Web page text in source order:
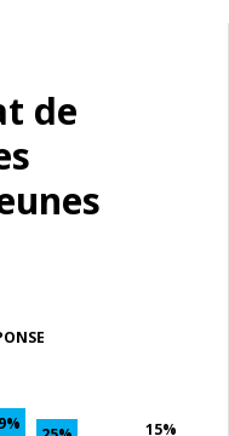
de
15%